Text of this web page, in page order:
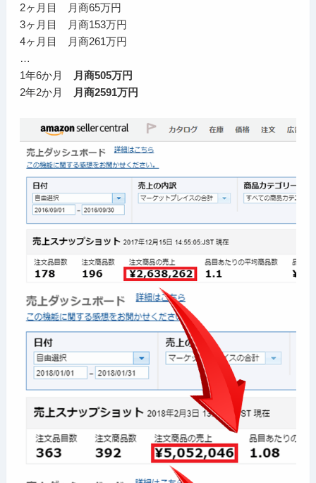
2ヶ月目 月商65万円
3ヶ月目 月商153万円
4ヶ月目 月商261万円
…
1年6か月
月商505万円
2年2か月
月商2591万円